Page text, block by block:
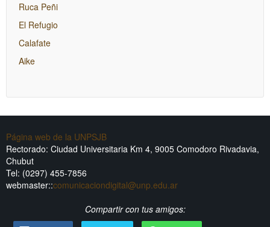
Ruca Peñi
El Refugio
Calafate
Aike
Página web de la UNPSJB
Rectorado: Ciudad Universitaria Km 4, 9005 Comodoro Rivadavia,
Chubut
Tel: (0297) 455-7856
webmaster::comunicaciondigital@unp.edu.ar
Compartir con tus amigos: